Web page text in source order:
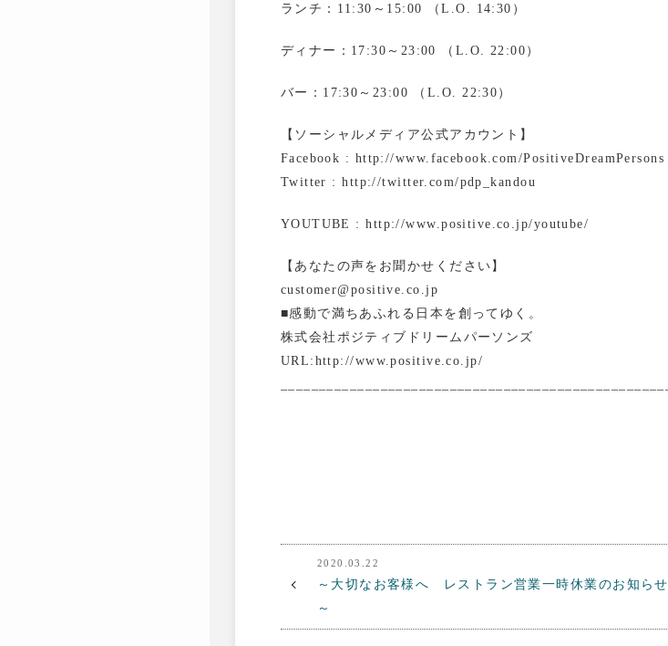
ランチ：11:30～15:00 （L.O. 14:30）
ディナー：17:30～23:00 （L.O. 22:00）
バー：17:30～23:00 （L.O. 22:30）
【ソーシャルメディア公式アカウント】
Facebook : http://www.facebook.com/PositiveDreamPersons
Twitter : http://twitter.com/pdp_kandou
YOUTUBE : http://www.positive.co.jp/youtube/
【あなたの声をお聞かせください】
customer@positive.co.jp
■感動で満ちあふれる日本を創ってゆく。
株式会社ポジティブドリームパーソンズ
URL:http://www.positive.co.jp/
2020.03.22
～大切なお客様へ レストラン営業一時休業のお知らせ
～